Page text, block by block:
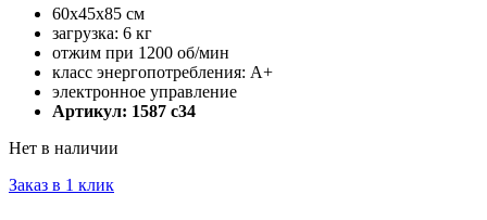
60x45x85 см
загрузка: 6 кг
отжим при 1200 об/мин
класс энергопотребления: A+
электронное управление
Артикул: 1587 c34
Нет в наличии
Заказ в 1 клик